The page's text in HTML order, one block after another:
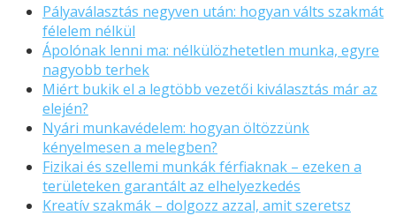
Pályaválasztás negyven után: hogyan válts szakmát
félelem nélkül
Ápolónak lenni ma: nélkülözhetetlen munka, egyre
nagyobb terhek
Miért bukik el a legtöbb vezetői kiválasztás már az
elején?
Nyári munkavédelem: hogyan öltözzünk
kényelmesen a melegben?
Fizikai és szellemi munkák férfiaknak – ezeken a
területeken garantált az elhelyezkedés
Kreatív szakmák – dolgozz azzal, amit szeretsz